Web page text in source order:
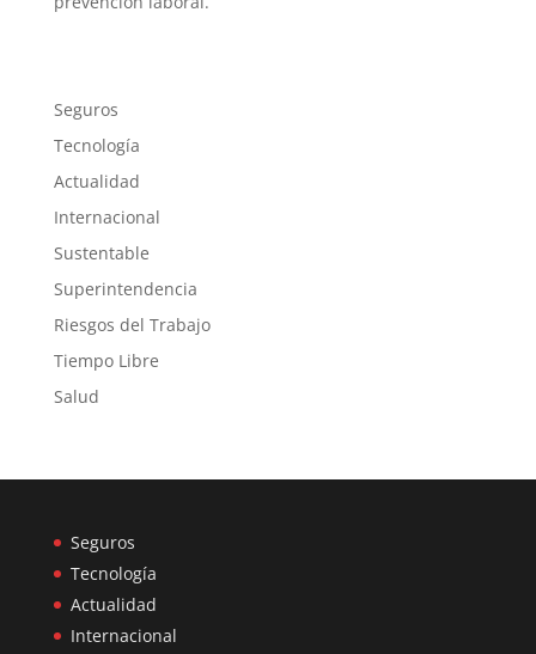
Seguros
Tecnología
Actualidad
Internacional
Sustentable
Superintendencia
Riesgos del Trabajo
Tiempo Libre
Salud
Seguros
Tecnología
Actualidad
Internacional